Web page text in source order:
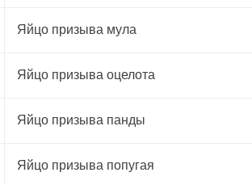
Яйцо призыва мула
Яйцо призыва оцелота
Яйцо призыва панды
Яйцо призыва попугая